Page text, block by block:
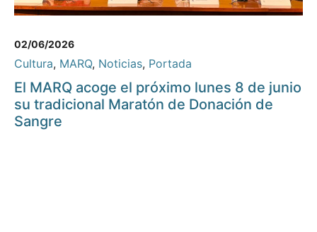
02/06/2026
Cultura, MARQ, Noticias, Portada
El MARQ acoge el próximo lunes 8 de junio
su tradicional Maratón de Donación de
Sangre